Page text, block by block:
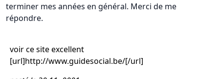
terminer mes années en général. Merci de me
répondre.
voir ce site excellent
[url]http://www.guidesocial.be/[/url]